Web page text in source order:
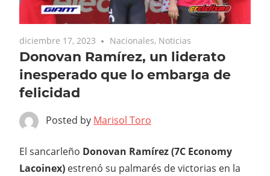
diciembre 17, 2023 Nacionales, Noticias
Donovan Ramírez, un liderato
inesperado que lo embarga de
felicidad
Posted by Marisol Toro
El sancarleño Donovan Ramírez (7C Economy
Lacoinex) estrenó su palmarés de victorias en la